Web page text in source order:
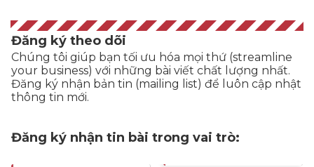
Đăng ký theo dõi
Chúng tôi giúp bạn tối ưu hóa mọi thứ (streamline
your business) với những bài viết chất lượng nhất.
Đăng ký nhận bản tin (mailing list) để luôn cập nhật
thông tin mới.
Đăng ký nhận tin bài trong vai trò: